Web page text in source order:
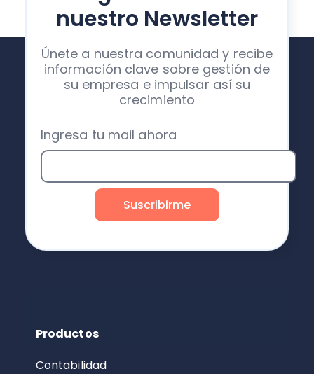
nuestro Newsletter
Únete a nuestra comunidad y recibe
información clave sobre gestión de
su empresa e impulsar así su
crecimiento
Ingresa tu mail ahora
Productos
Contabilidad